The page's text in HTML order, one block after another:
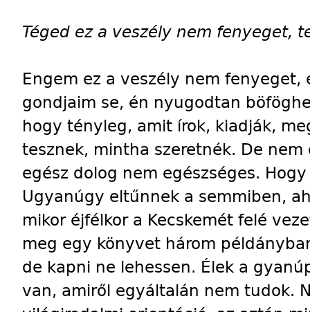
Téged ez a veszély nem fenyeget,
Engem ez a veszély nem fenyeget,
gondjaim se, én nyugodtan
hogy tényleg, amit írok, kiadják,
tesznek, mintha szeretnék. De
egész dolog nem egészséges.
Ugyanúgy eltűnnek a semmiben,
mikor éjfélkor a Kecskemét felé
meg egy könyvet három
de kapni ne lehessen. Élek a
van, amiről egyáltalán nem tudok.